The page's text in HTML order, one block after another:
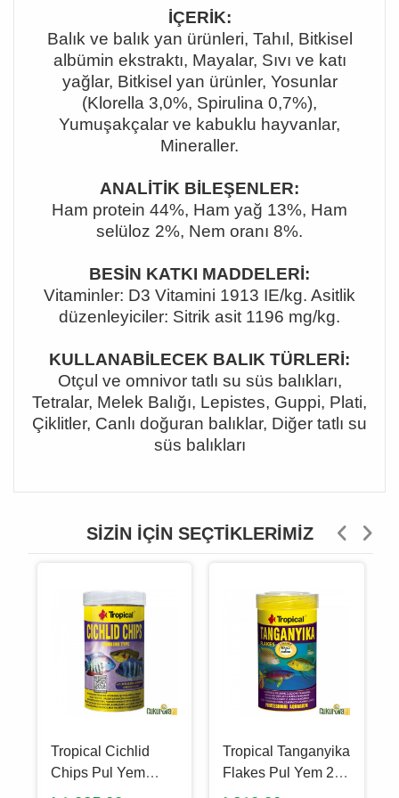
İÇERİK:
Balık ve balık yan ürünleri, Tahıl, Bitkisel
albümin ekstraktı, Mayalar, Sıvı ve katı
yağlar, Bitkisel yan ürünler, Yosunlar
(Klorella 3,0%, Spirulina 0,7%),
Yumuşakçalar ve kabuklu hayvanlar,
Mineraller.
ANALİTİK BİLEŞENLER:
Ham protein 44%, Ham yağ 13%, Ham
selüloz 2%, Nem oranı 8%.
BESİN KATKI MADDELERİ:
Vitaminler: D3 Vitamini 1913 IE/kg. Asitlik
düzenleyiciler: Sitrik asit 1196 mg/kg.
KULLANABİLECEK BALIK TÜRLERİ:
Otçul ve omnivor tatlı su süs balıkları,
Tetralar, Melek Balığı, Lepistes, Guppi, Plati,
Çiklitler, Canlı doğuran balıklar, Diğer tatlı su
süs balıkları
SIZIN İÇIN SEÇTIKLERIMIZ
Tropical Cichlid
Chips Pul Yem
1000 Ml - 520 Gr
Tropical Tanganyika
Flakes Pul Yem 250
Ml - 50 Gr